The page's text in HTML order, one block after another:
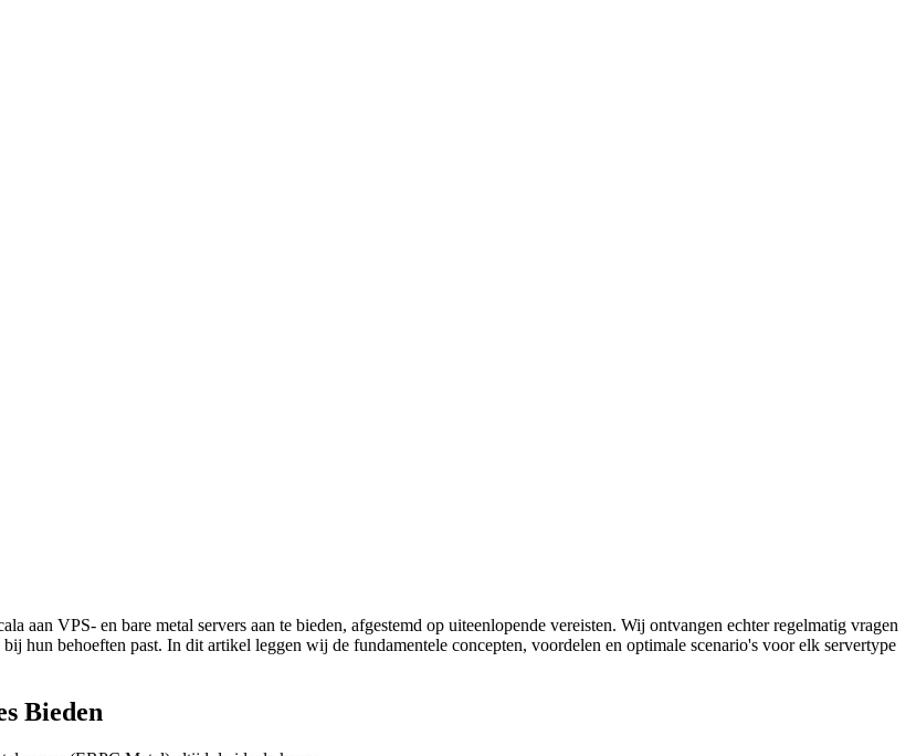
aan VPS- en bare metal servers aan te bieden, afgestemd op uiteenlopende vereisten. Wij ontvangen echter regelmatig vragen
hun behoeften past. In dit artikel leggen wij de fundamentele concepten, voordelen en optimale scenario's voor elk servertype
Bieden